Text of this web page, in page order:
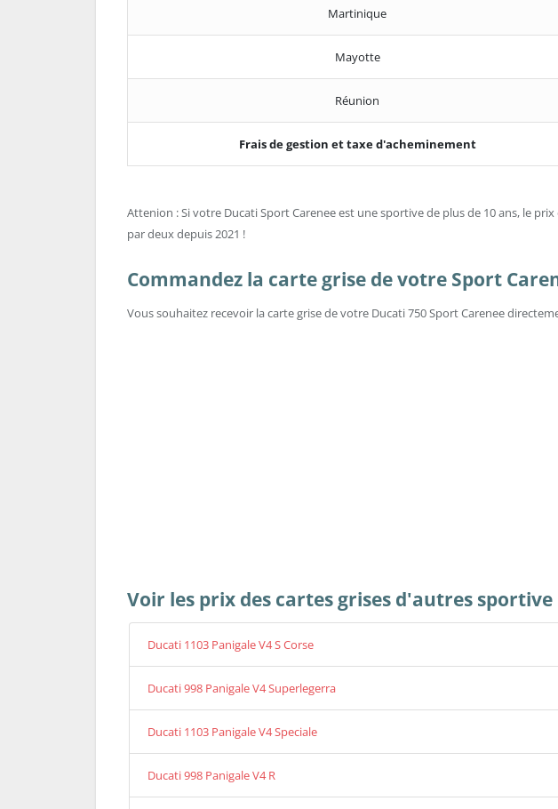
Martinique
Mayotte
Réunion
Frais de gestion et taxe d'acheminement
Attenion : Si votre Ducati Sport Carenee est une sportive de plus de 10 ans, le
par deux depuis 2021 !
Commandez la carte grise de votre Sport
Vous souhaitez recevoir la carte grise de votre Ducati 750 Sport Carenee
Voir les prix des cartes grises d'autres
Ducati 1103 Panigale V4 S Corse
Ducati 998 Panigale V4 Superlegerra
Ducati 1103 Panigale V4 Speciale
Ducati 998 Panigale V4 R